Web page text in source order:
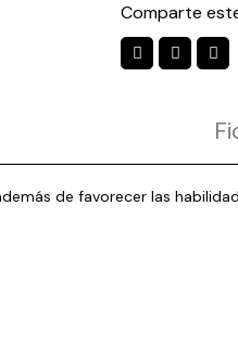
Comparte
de favorecer las